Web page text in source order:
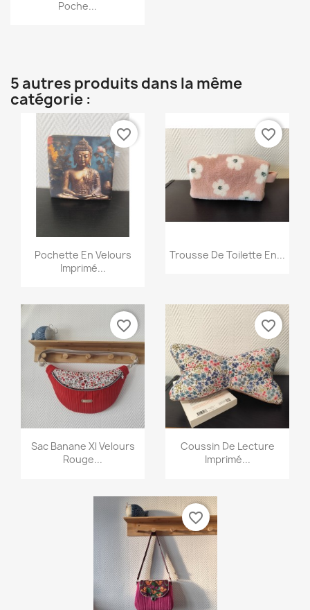
Poche...
5 autres produits dans la même
catégorie :
Aperçu rapide
Pochette En Velours
Imprimé...
favorite_border
Aperçu rapide
Trousse De Toilette En...
favorite_border
Aperçu rapide
Sac Banane Xl Velours
Rouge...
favorite_border
Aperçu rapide
Coussin De Lecture
Imprimé...
favorite_border
favorite_border